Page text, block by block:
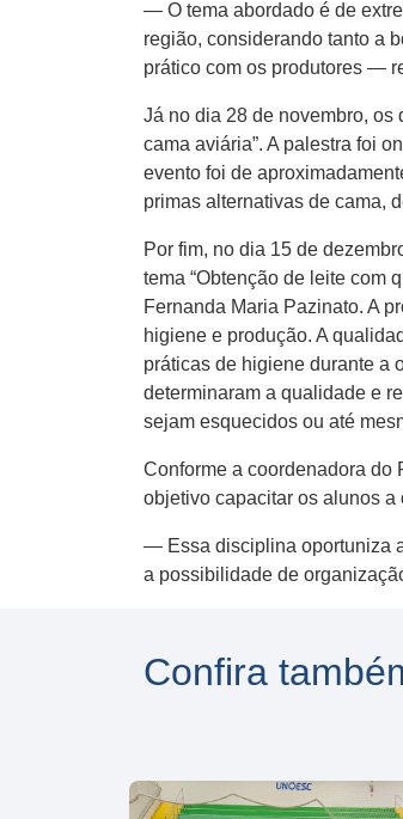
— O tema abordado é de
região, considerando tanto a
prático com os produtores —
Já no dia 28 de novembro, os
cama aviária”. A palestra foi
evento foi de
primas alternativas de cama,
Por fim, no dia 15 de
tema “Obtenção de leite com
Fernanda Maria Pazinato. A
higiene e produção. A
práticas de higiene durante a
determinaram a qualidade e
sejam esquecidos ou até
Conforme a coordenadora do
objetivo capacitar os alunos
— Essa disciplina oportuniza
a possibilidade de
Confira